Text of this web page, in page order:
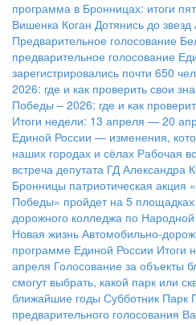
программа в Бронницах: итоги
Вишенка Коган Дотянись до звезд
Предварительное голосование
предварительное голосование
зарегистрировались почти 650
2026: где и как проверить свои
Победы – 2026: где и как
Итоги недели: 13 апреля — 20
Единой России — изменения,
наших городах и сёлах Рабочая
встреча депутата ГД Александра
Бронницы патриотическая акция
Победы» пройдет на 5 площадках
дорожного колледжа по
Новая жизнь Автомобильно-
программе Единой России Итоги
апреля Голосование за объекты
смогут выбрать, какой парк или
ближайшие годы Субботник Парк
предварительного голосования